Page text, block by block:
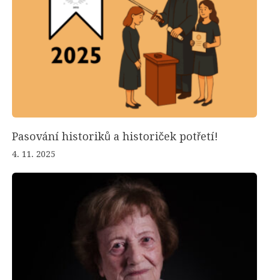
Pasování historiků a historiček potřetí!
4. 11. 2025